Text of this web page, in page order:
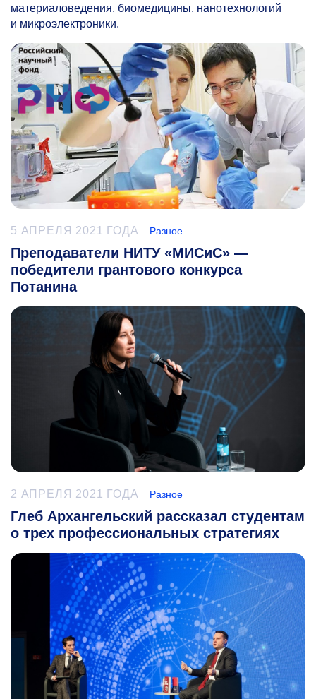
материаловедения, биомедицины, нанотехнологий
и микроэлектроники.
5 АПРЕЛЯ 2021 ГОДА Разное
Преподаватели НИТУ «МИСиС» —
победители грантового конкурса
Потанина
2 АПРЕЛЯ 2021 ГОДА Разное
Глеб Архангельский рассказал студентам
о трех профессиональных стратегиях